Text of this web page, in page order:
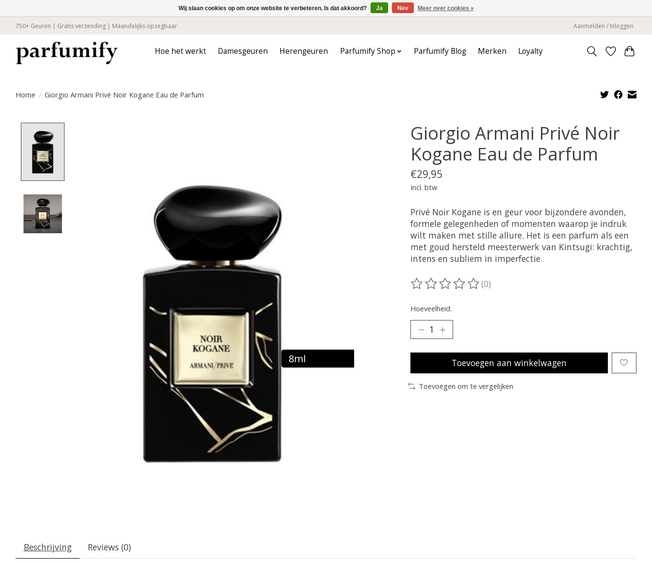
750+ Geuren | Gratis verzending | Maandelijks opzegbaar Aanmelden / Inloggen
Hoe het werkt Damesgeuren Herengeuren Parfumify Shop Parfumify Blog Merken Loyalty
Home / Giorgio Armani Privé Noir Kogane Eau de Parfum
8ml
Giorgio Armani Privé Noir
Kogane Eau de Parfum
€29,95
Incl. btw
Privé Noir Kogane is en geur voor bijzondere avonden,
formele gelegenheden of momenten waarop je indruk
wilt maken met stille allure. Het is een parfum als een
met goud hersteld meesterwerk van Kintsugi: krachtig,
intens en subliem in imperfectie.
De beoordeling van dit product is
(0)
Hoeveelheid:
Toevoegen aan winkelwagen
Toevoegen om te vergelijken
Beschrijving Reviews (0)
Wij slaan cookies op om onze website te verbeteren. Is dat akkoord? Ja Nee Meer over cookies »